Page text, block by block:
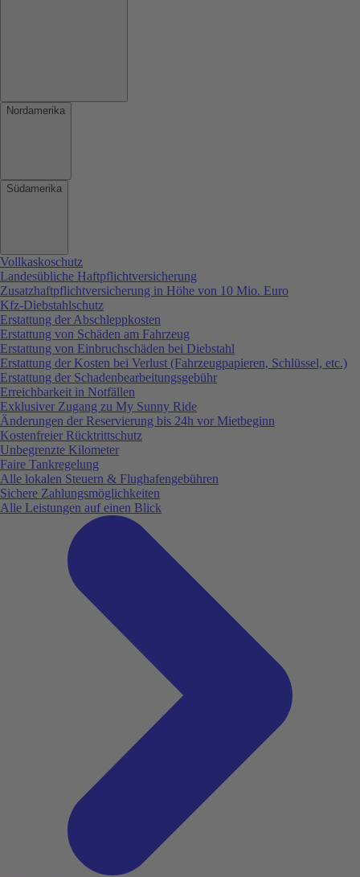
Nordamerika
Südamerika
Vollkaskoschutz
Landesübliche Haftpflichtversicherung
Zusatzhaftpflichtversicherung in Höhe von 10 Mio. Euro
Kfz-Diebstahlschutz
Erstattung der Abschleppkosten
Erstattung von Schäden am Fahrzeug
Erstattung von Einbruchschäden bei Diebstahl
Erstattung der Kosten bei Verlust (Fahrzeugpapieren, Schlüssel, etc.)
Erstattung der Schadenbearbeitungsgebühr
Erreichbarkeit in Notfällen
Exklusiver Zugang zu My Sunny Ride
Änderungen der Reservierung bis 24h vor Mietbeginn
Kostenfreier Rücktrittschutz
Unbegrenzte Kilometer
Faire Tankregelung
Alle lokalen Steuern & Flughafengebühren
Sichere Zahlungsmöglichkeiten
Alle Leistungen auf einen Blick